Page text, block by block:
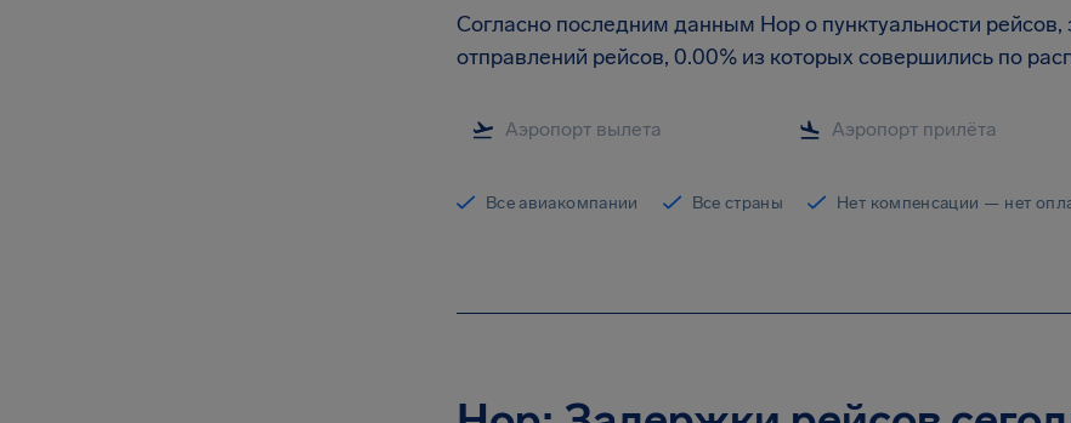
Согласно последним данным Hop о пунктуальности
отправлений рейсов, 0.00% из которых совершились по
Все авиакомпании Все страны Нет компенсации — нет